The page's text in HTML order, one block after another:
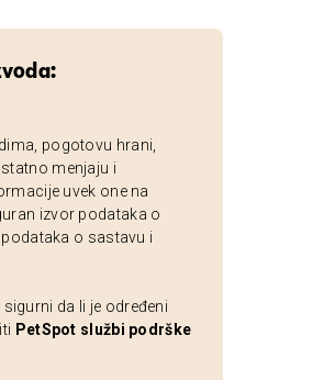
pogotovu hrani,
menjaju i
uvek one na
izvor podataka o
o sastavu i
da li je određeni
PetSpot službi podrške